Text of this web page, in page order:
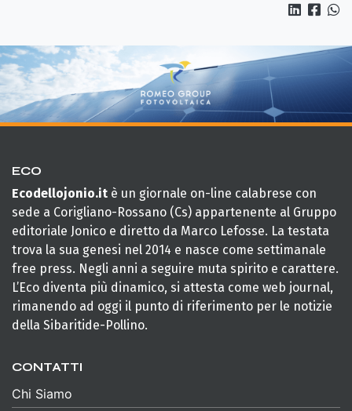
ECO
Ecodellojonio.it è un giornale on-line calabrese con
sede a Corigliano-Rossano (Cs) appartenente al Gruppo
editoriale Jonico e diretto da Marco Lefosse. La testata
trova la sua genesi nel 2014 e nasce come settimanale
free press. Negli anni a seguire muta spirito e carattere.
L’Eco diventa più dinamico, si attesta come web journal,
rimanendo ad oggi il punto di riferimento per le notizie
della Sibaritide-Pollino.
CONTATTI
Chi Siamo